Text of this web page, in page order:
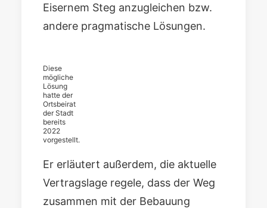
Eisernem Steg anzugleichen bzw.
andere pragmatische Lösungen.
Diese
mögliche
Lösung
hatte der
Ortsbeirat
der Stadt
bereits
2022
vorgestellt.
Er erläutert außerdem, die aktuelle
Vertragslage regele, dass der Weg
zusammen mit der Bebauung